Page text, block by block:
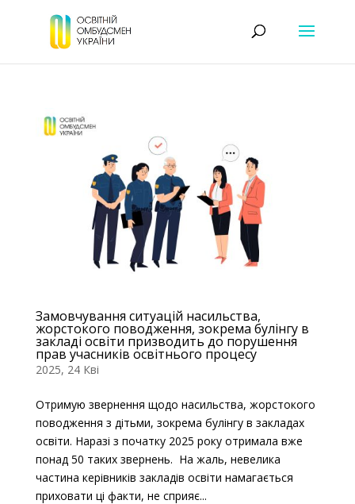
Замовчування ситуацій насильства,
жорстокого поводження, зокрема булінгу в
закладі освіти призводить до порушення
прав учасників освітнього процесу
2025, 24 Кві
Отримую звернення щодо насильства, жорстокого
поводження з дітьми, зокрема булінгу в закладах
освіти. Наразі з початку 2025 року отримала вже
понад 50 таких звернень. На жаль, невелика
частина керівників закладів освіти намагається
приховати ці факти, не сприяє...